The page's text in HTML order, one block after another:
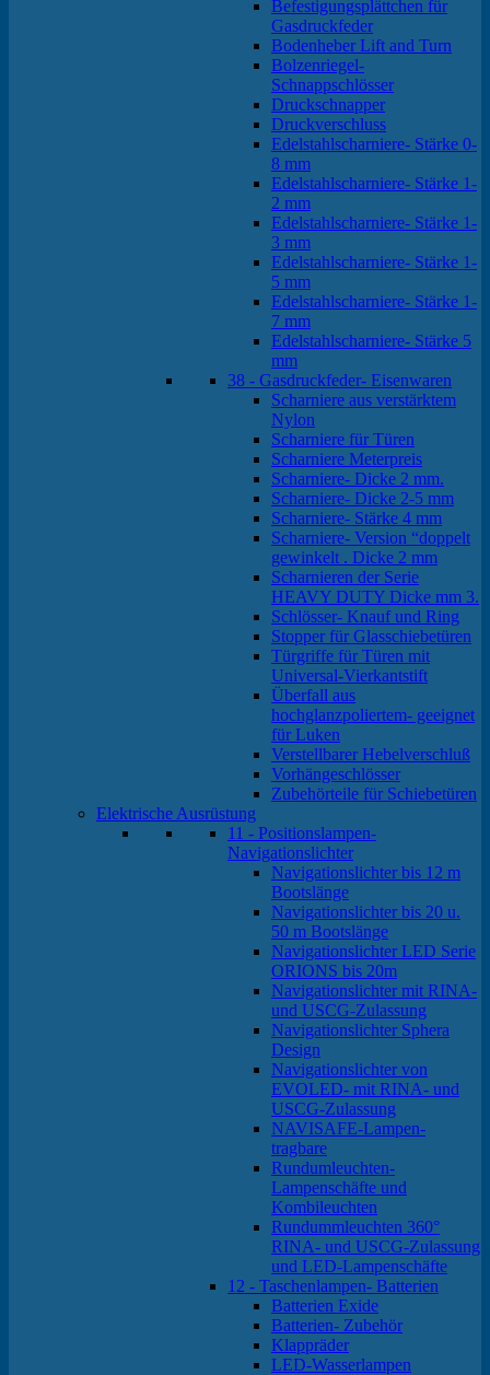
Befestigungsplättchen für
Gasdruckfeder
Bodenheber Lift and Turn
Bolzenriegel-
Schnappschlösser
Druckschnapper
Druckverschluss
Edelstahlscharniere- Stärke 0-
8 mm
Edelstahlscharniere- Stärke 1-
2 mm
Edelstahlscharniere- Stärke 1-
3 mm
Edelstahlscharniere- Stärke 1-
5 mm
Edelstahlscharniere- Stärke 1-
7 mm
Edelstahlscharniere- Stärke 5
mm
38 - Gasdruckfeder- Eisenwaren
Scharniere aus verstärktem
Nylon
Scharniere für Türen
Scharniere Meterpreis
Scharniere- Dicke 2 mm.
Scharniere- Dicke 2-5 mm
Scharniere- Stärke 4 mm
Scharniere- Version “doppelt
gewinkelt . Dicke 2 mm
Scharnieren der Serie
HEAVY DUTY Dicke mm 3.
Schlösser- Knauf und Ring
Stopper für Glasschiebetüren
Türgriffe für Türen mit
Universal-Vierkantstift
Überfall aus
hochglanzpoliertem- geeignet
für Luken
Verstellbarer Hebelverschluß
Vorhängeschlösser
Zubehörteile für Schiebetüren
Elektrische Ausrüstung
11 - Positionslampen-
Navigationslichter
Navigationslichter bis 12 m
Bootslänge
Navigationslichter bis 20 u.
50 m Bootslänge
Navigationslichter LED Serie
ORIONS bis 20m
Navigationslichter mit RINA-
und USCG-Zulassung
Navigationslichter Sphera
Design
Navigationslichter von
EVOLED- mit RINA- und
USCG-Zulassung
NAVISAFE-Lampen-
tragbare
Rundumleuchten-
Lampenschäfte und
Kombileuchten
Rundummleuchten 360°
RINA- und USCG-Zulassung
und LED-Lampenschäfte
12 - Taschenlampen- Batterien
Batterien Exide
Batterien- Zubehör
Klappräder
LED-Wasserlampen